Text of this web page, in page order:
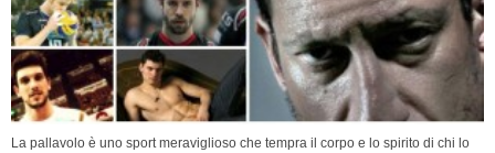
La pallavolo è uno sport meraviglioso che tempra il corpo e lo spirito di chi lo